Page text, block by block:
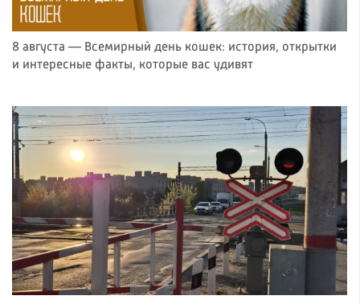
8 августа — Всемирный день кошек: история, открытки
и интересные факты, которые вас удивят